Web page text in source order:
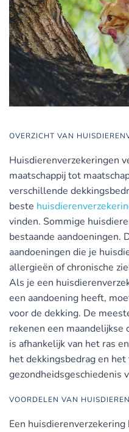
OVERZICHT VAN
Huisdierenverzekeringen
maatschappij tot
verschillende
beste
vinden. Sommige
bestaande aandoeningen.
aandoeningen die je
allergieën of chronische
Als je een
een aandoening heeft,
voor de dekking. De
rekenen een
is afhankelijk van het ras
het dekkingsbedrag en
gezondheidsgeschiedenis
VOORDELEN VAN
Een